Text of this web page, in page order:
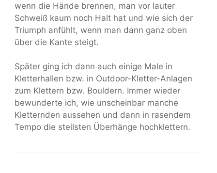
wenn die Hände brennen, man vor lauter
Schweiß kaum noch Halt hat und wie sich der
Triumph anfühlt, wenn man dann ganz oben
über die Kante steigt.
Später ging ich dann auch einige Male in
Kletterhallen bzw. in Outdoor-Kletter-Anlagen
zum Klettern bzw. Bouldern. Immer wieder
bewunderte ich, wie unscheinbar manche
Kletternden aussehen und dann in rasendem
Tempo die steilsten Überhänge hochklettern.